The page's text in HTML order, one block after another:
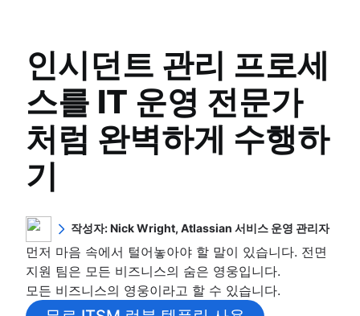
데이터 거버넌스
HR 서비스 제공 모델
HR 지식 관리
HR 워크플로 자동화
IT 메트릭 및 보고
SLA: 정의, 이유 및 방법
FCR(First Call Resolution)이 중요한 이유
지원 센터
서비스 데스크, 지원 센터 및 ITSM 비교
IT 지원을 DevOps 방식으로 실행하는 방법
서비스 카탈로그
가상 에이전트란?
IT 지원
IT 서비스 포털
IT 티켓 시스템
IT 자산 관리
개요
구성 관리 데이터베이스
구성 및 자산 관리 비교
IT 및 소프트웨어 자산 관리 모범 사례
자산 추적
인시던트 관리
개요
IT 서비스 연속성 관리
인시던트 커뮤니케이션
모범 사례
인시던트 관제자
항공
역할 및 책임
수명 주기
개요
대기 중 담당자 일정
대기 근무 급여
알림 피로
대기 근무 개선
도구
위기 관리
템플릿
개요
KPI
인시던트 관리 프로세
스를 IT 운영 전문가
처럼 완벽하게 수행하
기
작성자: Nick Wright, Atlassian 서비스 운영 관리자
저희 팀은 Atlassian의 Cloud 애플리케이션 및 인프
라가 최고 수준의 성능을 발휘하도록 돕고 있으며,
어떻게 빠르게 확장하면서 이를 실현할 수 있는지 공
유하는 것을 좋아합니다. 저는 뉴질랜드 사람이지만
독특한 발음에도 불구하고 여전히 피쉬 앤 칩스를 발
먼저 마음 속에서 털어놓아야 할 말이 있습니다. 전면
지원 팀은 모든 비즈니스의 숨은 영웅입니다.
모든 비즈니스의 영웅이라고 할 수 있습니다.